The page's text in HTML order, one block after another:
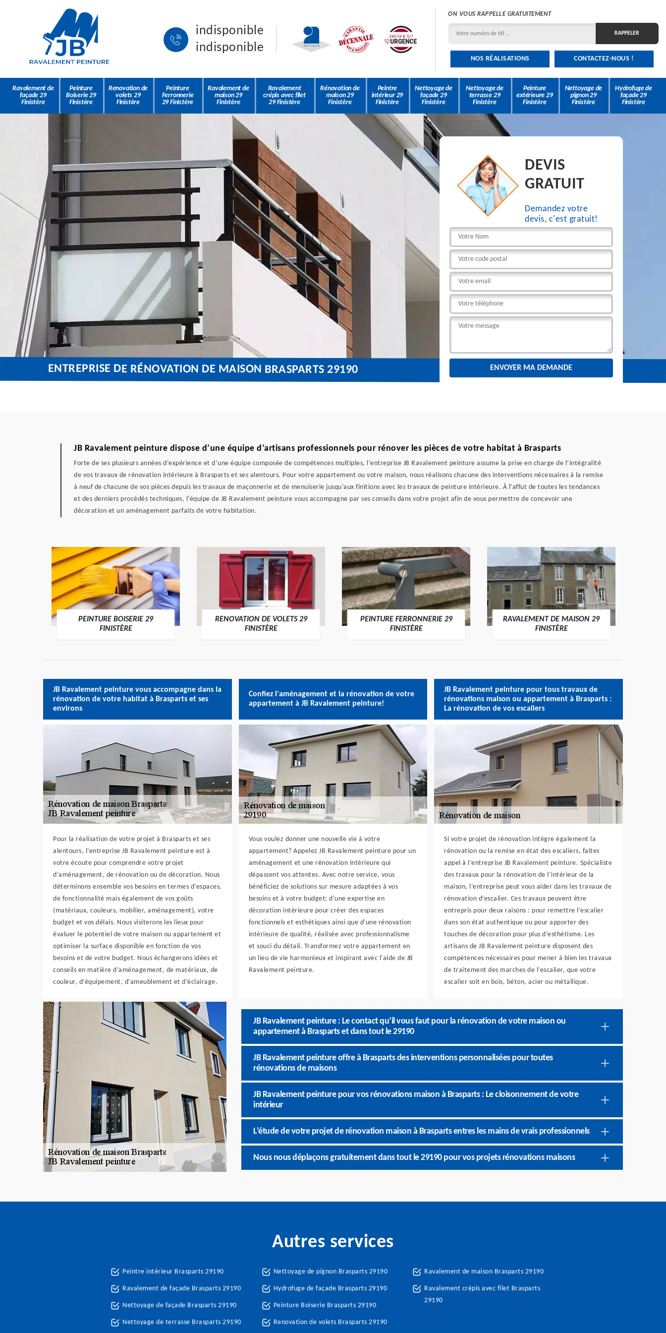
indisponible
indisponible
ON VOUS RAPPELLE GRATUITEMENT
NOS RÉALISATIONS CONTACTEZ-NOUS !
Ravalement de
façade 29
Finistère
Peinture
Boiserie 29
Finistère
Renovation de
volets 29
Finistère
Peinture
Ferronnerie
29 Finistère
Ravalement de
maison 29
Finistère
Ravalement
crépis avec filet
29 Finistère
Rénovation de
maison 29
Finistère
Peintre
intérieur 29
Finistère
Nettoyage de
façade 29
Finistère
Nettoyage de
terrasse 29
Finistère
Peinture
extérieure 29
Finistère
Nettoyage de
pignon 29
Finistère
Hydrofuge de
façade 29
Finistère
DEVIS
GRATUIT
Demandez votre
devis, c'est gratuit!
ENTREPRISE DE RÉNOVATION DE MAISON BRASPARTS 29190
JB Ravalement peinture dispose d’une équipe d’artisans professionnels pour rénover les pièces de votre habitat à Brasparts
Forte de ses plusieurs années d’expérience et d’une équipe composée de compétences multiples, l’entreprise JB Ravalement peinture assume la prise en charge de l’intégralité
de vos travaux de rénovation intérieure à Brasparts et ses alentours. Pour votre appartement ou votre maison, nous réalisons chacune des interventions nécessaires à la remise
à neuf de chacune de vos pièces depuis les travaux de maçonnerie et de menuiserie jusqu’aux finitions avec les travaux de peinture intérieure. À l’affut de toutes les tendances
et des derniers procédés techniques, l’équipe de JB Ravalement peinture vous accompagne par ses conseils dans votre projet afin de vous permettre de concevoir une
décoration et un aménagement parfaits de votre habitation.
PEINTURE BOISERIE 29
FINISTÈRE
RENOVATION DE VOLETS 29
FINISTÈRE
PEINTURE FERRONNERIE 29
FINISTÈRE
RAVALEMENT DE MAISON 29
FINISTÈRE
JB Ravalement peinture vous accompagne dans la
rénovation de votre habitat à Brasparts et ses
environs
Pour la réalisation de votre projet à Brasparts et ses
alentours, l’entreprise JB Ravalement peinture est à
votre écoute pour comprendre votre projet
d’aménagement, de rénovation ou de décoration. Nous
déterminons ensemble vos besoins en termes d’espaces,
de fonctionnalité mais également de vos goûts
(matériaux, couleurs, mobilier, aménagement), votre
budget et vos délais. Nous visiterons les lieux pour
évaluer le potentiel de votre maison ou appartement et
optimiser la surface disponible en fonction de vos
besoins et de votre budget. Nous échangerons idées et
conseils en matière d’aménagement, de matériaux, de
couleur, d’équipement, d’ameublement et d’éclairage.
Confiez l'aménagement et la rénovation de votre
appartement à JB Ravalement peinture!
Vous voulez donner une nouvelle vie à votre
appartement? Appelez JB Ravalement peinture pour un
aménagement et une rénovation intérieure qui
dépassent vos attentes. Avec notre service, vous
bénéficiez de solutions sur mesure adaptées à vos
besoins et à votre budget; d'une expertise en
décoration intérieure pour créer des espaces
fonctionnels et esthétiques ainsi que d'une rénovation
intérieure de qualité, réalisée avec professionnalisme
et souci du détail. Transformez votre appartement en
un lieu de vie harmonieux et inspirant avec l'aide de JB
Ravalement peinture.
JB Ravalement peinture pour tous travaux de
rénovations maison ou appartement à Brasparts :
La rénovation de vos escaliers
Si votre projet de rénovation intègre également la
rénovation ou la remise en état des escaliers, faites
appel à l’entreprise JB Ravalement peinture. Spécialiste
des travaux pour la rénovation de l’intérieur de la
maison, l’entreprise peut vous aider dans les travaux de
rénovation d’escalier. Ces travaux peuvent être
entrepris pour deux raisons : pour remettre l’escalier
dans son état authentique ou pour apporter des
touches de décoration pour plus d’esthétisme. Les
artisans de JB Ravalement peinture disposent des
compétences nécessaires pour mener à bien les travaux
de traitement des marches de l’escalier, que votre
escalier soit en bois, béton, acier ou métallique.
JB Ravalement peinture : Le contact qu’il vous faut pour la rénovation de votre maison ou
appartement à Brasparts et dans tout le 29190
JB Ravalement peinture offre à Brasparts des interventions personnalisées pour toutes
rénovations de maisons
JB Ravalement peinture pour vos rénovations maison à Brasparts : Le cloisonnement de votre
intérieur
L’étude de votre projet de rénovation maison à Brasparts entres les mains de vrais professionnels
Nous nous déplaçons gratuitement dans tout le 29190 pour vos projets rénovations maisons
Autres services
Peintre intérieur Brasparts 29190
Ravalement de façade Brasparts 29190
Nettoyage de façade Brasparts 29190
Nettoyage de terrasse Brasparts 29190
Nettoyage de pignon Brasparts 29190
Hydrofuge de façade Brasparts 29190
Peinture Boiserie Brasparts 29190
Renovation de volets Brasparts 29190
Ravalement de maison Brasparts 29190
Ravalement crépis avec filet Brasparts
29190